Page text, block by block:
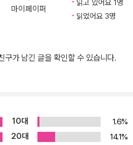
있다. 즉 우회적인 방법으로 이야기
빈틈이라는 것은 작품의 가치를 두고
안도해 버리는 사람들의 생활을 뚫
드러나는 커
것이다. 오태석의 잠재 의
쟁은 그것을 체험하지 못한 현 세대들
자극하고 있는 것이다. 태 : 조선
마이페이퍼
읽고 있어요 1명
읽었어요 3명
구가 남긴 글을 확인할 수 있습니다.
10대
1.6%
20대
14.1%